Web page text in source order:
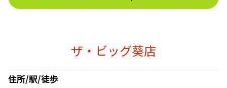
ザ・ビッグ葵店
住所/駅/徒歩